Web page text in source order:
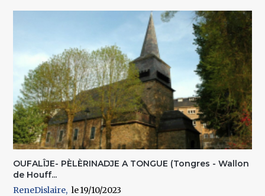
OUFALÎJE- PÈLÈRINADJE A TONGUE (Tongres - Wallon
de Houff...
ReneDislaire
19/10/2023